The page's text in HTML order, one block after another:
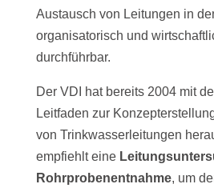
Austausch von Leitungen in
organisatorisch und
durchführbar.
Der VDI hat bereits 2004 mit
Leitfaden zur
von Trinkwasserleitungen
empfiehlt eine
Rohrprobenentnahme, um